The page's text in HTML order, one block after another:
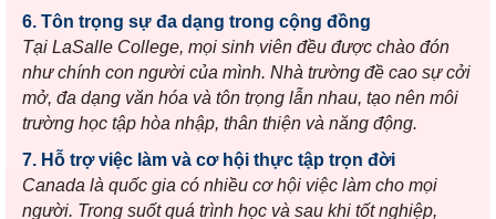
6. Tôn trọng sự đa dạng trong cộng đồng
Tại LaSalle College, mọi sinh viên đều được chào đón
như chính con người của mình. Nhà trường đề cao sự cởi
mở, đa dạng văn hóa và tôn trọng lẫn nhau, tạo nên môi
trường học tập hòa nhập, thân thiện và năng động.
7. Hỗ trợ việc làm và cơ hội thực tập trọn đời
Canada là quốc gia có nhiều cơ hội việc làm cho mọi
người. Trong suốt quá trình học và sau khi tốt nghiệp,